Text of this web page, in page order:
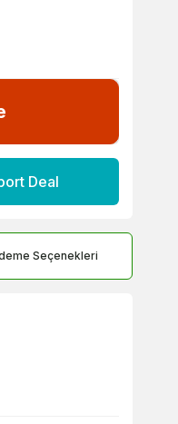
Deal
Seçenekleri